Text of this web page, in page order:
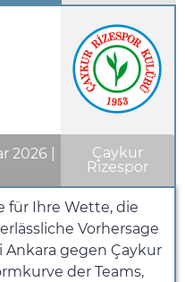
2026
Çaykur
Rizespor
für Ihre Wette, die
Vorhersage
Ankara gegen Çaykur
der Teams,